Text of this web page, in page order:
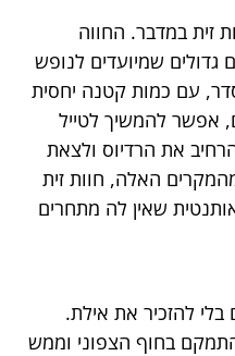
זית במדבר. החווה
גדולים שמיועדים לנופש
עם כמות קטנה יחסית
אפשר להמשיך לטייל
את הרדיוס ולצאת
האלה, חוות זית
שאין לה מתחרים
להזכיר את אילת.
בחוף הצפוני וממש